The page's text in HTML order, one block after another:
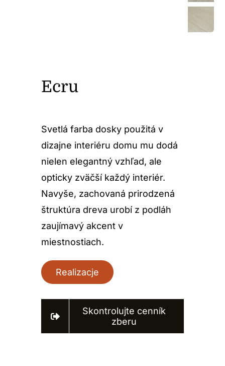
Ecru
Svetlá farba dosky použitá v
dizajne interiéru domu mu dodá
nielen elegantný vzhľad, ale
opticky zväčší každý interiér.
Navyše, zachovaná prirodzená
štruktúra dreva urobí z podláh
zaujímavý akcent v
miestnostiach.
Realizacje
Skontrolujte cenník
zberu